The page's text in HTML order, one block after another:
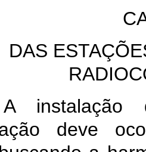
DAS
instalação
deve